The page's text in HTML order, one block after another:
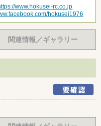
www.hokusei-rc.co.jp
hokusei1976
関連情報／ギャラリー